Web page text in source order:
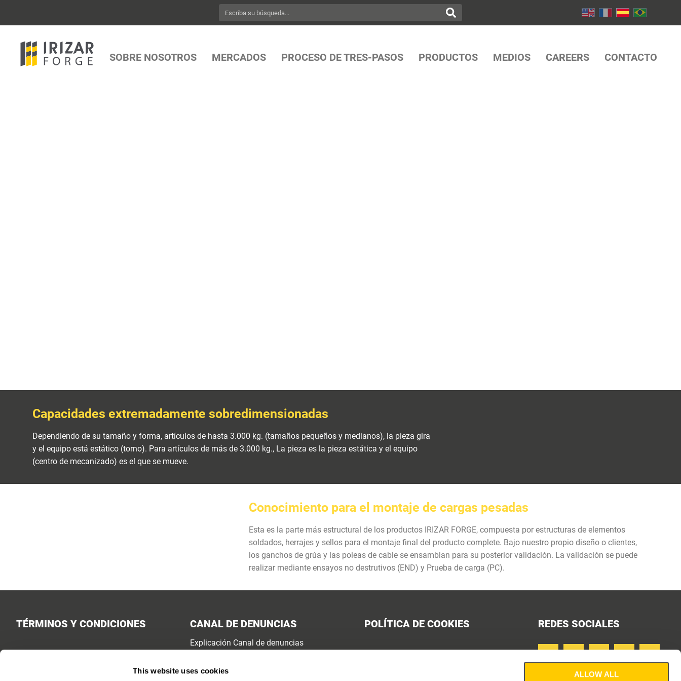
This website uses cookies ALLOW ALL
SOBRE NOSOTROS MERCADOS PROCESO DE TRES-PASOS PRODUCTOS MEDIOS CAREERS CONTACTO
Capacidades extremadamente sobredimensionadas
Dependiendo de su tamaño y forma, artículos de hasta 3.000 kg. (tamaños pequeños y medianos), la pieza gira
y el equipo está estático (torno). Para artículos de más de 3.000 kg., La pieza es la pieza estática y el equipo
(centro de mecanizado) es el que se mueve.
Conocimiento para el montaje de cargas pesadas
Esta es la parte más estructural de los productos IRIZAR FORGE, compuesta por estructuras de elementos
soldados, herrajes y sellos para el montaje final del producto complete. Bajo nuestro propio diseño o clientes,
los ganchos de grúa y las poleas de cable se ensamblan para su posterior validación. La validación se puede
realizar mediante ensayos no destrutivos (END) y Prueba de carga (PC).
TÉRMINOS Y CONDICIONES CANAL DE DENUNCIAS
Explicación Canal de denuncias
POLÍTICA DE COOKIES REDES SOCIALES